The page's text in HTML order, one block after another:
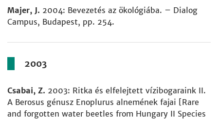
Majer, J. 2004: Bevezetés az ökológiába. – Dialog
Campus, Budapest, pp. 254.
2003
Csabai, Z. 2003: Ritka és elfelejtett vízibogaraink II.
A Berosus génusz Enoplurus alnemének fajai [Rare
and forgotten water beetles from Hungary II Species